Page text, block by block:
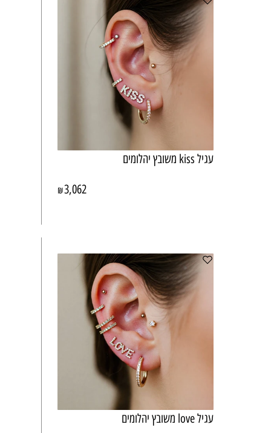
עגיל kiss משובץ יהלומים
₪3,062
עגיל love משובץ יהלומים